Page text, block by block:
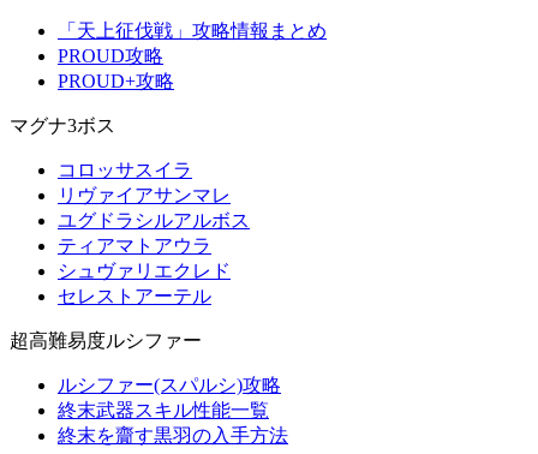
「天上征伐戦」攻略情報まとめ
PROUD攻略
PROUD+攻略
マグナ3ボス
コロッサスイラ
リヴァイアサンマレ
ユグドラシルアルボス
ティアマトアウラ
シュヴァリエクレド
セレストアーテル
超高難易度ルシファー
ルシファー(スパルシ)攻略
終末武器スキル性能一覧
終末を齎す黒羽の入手方法